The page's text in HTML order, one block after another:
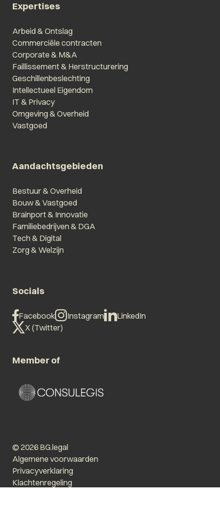
Expertises
Arbeid & Ontslag
Commerciële contracten
Corporate & M&A
Faillissement & Herstructurering
Geschillenbeslechting
Intellectueel Eigendom
IT & Privacy
Omgeving & Overheid
Vastgoed
Aandachtsgebieden
Bestuur & Overheid
Bouw & Vastgoed
Brainport & Innovatie
Familiebedrijven & DGA
Tech & Digital
Zorg & Welzijn
Socials
Facebook Instagram
LinkedIn
X (Twitter)
Member of
© 2026 BG.legal
Algemene voorwaarden
Privacyverklaring
Klachtenregeling